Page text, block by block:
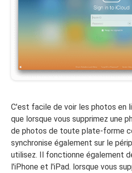
C'est facile de voir les photos en
que lorsque vous supprimez une
de photos de toute plate-forme
synchronise également sur le
utilisez. Il fonctionne également
l'iPhone et l'iPad. lorsque vous